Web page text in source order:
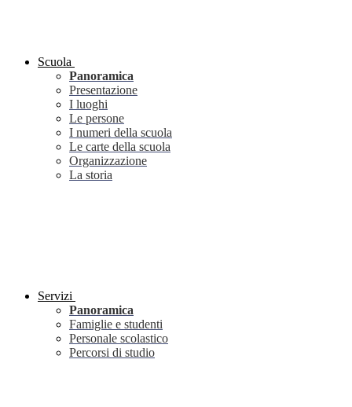
Scuola
Panoramica
Presentazione
I luoghi
Le persone
I numeri della scuola
Le carte della scuola
Organizzazione
La storia
Servizi
Panoramica
Famiglie e studenti
Personale scolastico
Percorsi di studio